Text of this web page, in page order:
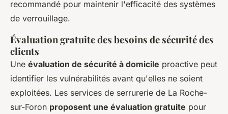
recommandé pour maintenir l'efficacité des systèmes
de verrouillage.
Évaluation gratuite des besoins de sécurité des
clients
Une évaluation de sécurité à domicile proactive peut
identifier les vulnérabilités avant qu'elles ne soient
exploitées. Les services de serrurerie de La Roche-
sur-Foron proposent une évaluation gratuite pour